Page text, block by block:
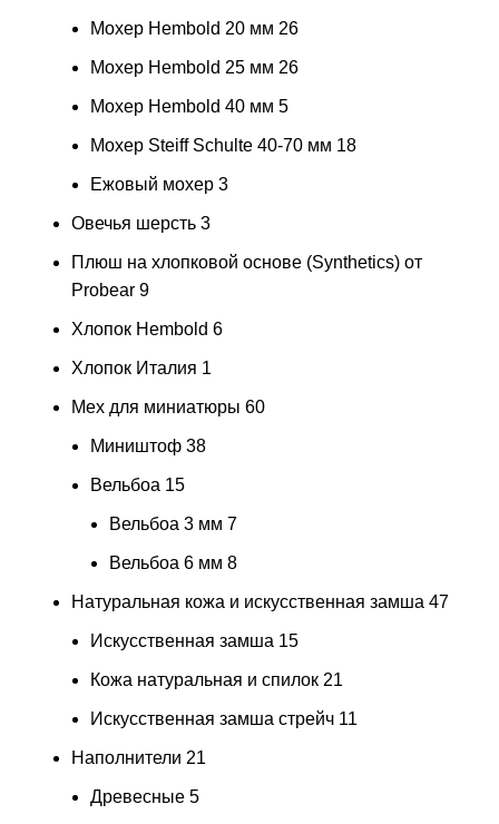
Мохер Hembold 20 мм 26
Мохер Hembold 25 мм 26
Мохер Hembold 40 мм 5
Мохер Steiff Schulte 40-70 мм 18
Ежовый мохер 3
Овечья шерсть 3
Плюш на хлопковой основе (Synthetics) от
Probear 9
Хлопок Hembold 6
Хлопок Италия 1
Мех для миниатюры 60
Миништоф 38
Вельбоа 15
Вельбоа 3 мм 7
Вельбоа 6 мм 8
Натуральная кожа и искусственная замша 47
Искусственная замша 15
Кожа натуральная и спилок 21
Искусственная замша стрейч 11
Наполнители 21
Древесные 5